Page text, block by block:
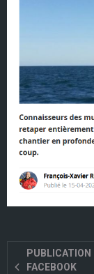
PUBLICATION
FACEBOOK